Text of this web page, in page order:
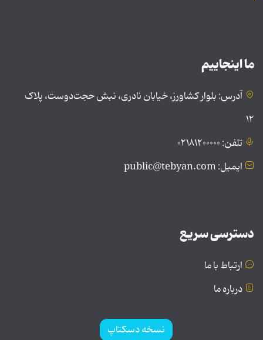
ما اینجاییم
آدرس: بلوار کشاورز، خیابان نادری، نبش حجت‌دوست، پلاک
۱۲
تلفن: ۰۲۱۸۱۲۰۰۰۰۰
ایمیل: public@tebyan.com
دسترسی سریع
ارتباط با ما
درباره ما
نسخه دسکتاپ